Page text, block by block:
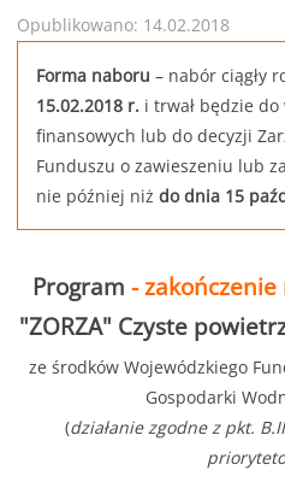
Opublikowano: 14.02.2018
Forma naboru – nabór ciągły
15.02.2018 r. i trwał będzie
finansowych lub do decyzji
Funduszu o zawieszeniu lub
nie później niż do dnia 15
Program -
"ZORZA" Czyste
ze środków Wojewódzkiego
Gospodarki
(działanie zgodne z pkt.